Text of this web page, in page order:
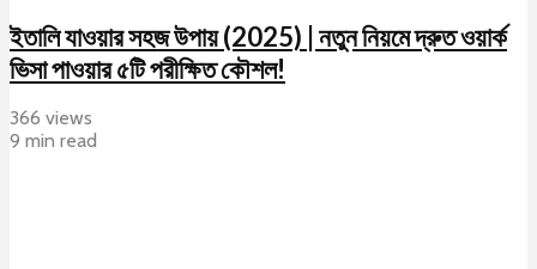
ইতালি যাওয়ার সহজ উপায় (2025) | নতুন নিয়মে দ্রুত ওয়ার্ক
ভিসা পাওয়ার ৫টি পরীক্ষিত কৌশল!
366 views
9 min read